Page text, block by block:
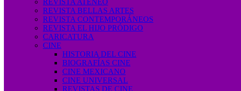
REVISTA ATENEO
REVISTA BELLAS ARTES
REVISTA CONTEMPORÁNEOS
REVISTA EL HIJO PRÓDIGO
CARICATURA
CINE
HISTORIA DEL CINE
BIOGRAFÍAS CINE
CINE MEXICANO
CINE UNIVERSAL
REVISTAS DE CINE